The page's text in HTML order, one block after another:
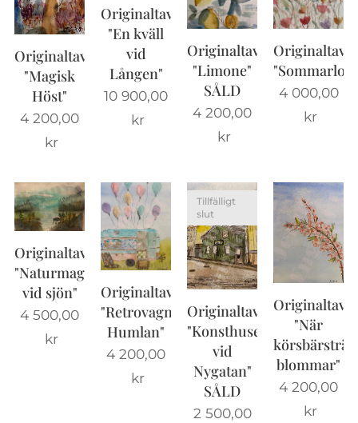
Originaltavla
"Magisk
Höst"
4 200,00
kr
Originaltavla
"En kväll
vid
Lången"
10 900,00
kr
Originaltavla
"Limone"
SÅLD
4 200,00
kr
Originaltavla
"Sommarlov"
4 000,00
kr
Originaltavla
"Naturmagi
vid sjön"
4 500,00
kr
Originaltavla
"Retrovagnen
Humlan"
4 200,00
kr
Originaltavla
"Konsthuset
vid
Nygatan"
SÅLD
Tillfälligt
slut
2 500,00
Originaltavla
"När
blommar"
4 200,00
kr